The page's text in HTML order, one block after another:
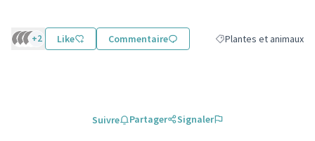
+2 Like Commentaire Filtrer les résultats de
Plantes et animaux
Suivre Partager Signaler